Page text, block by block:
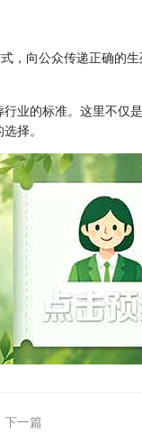
，向公众传递正确的
业的标准。这里不仅
择。
下一篇